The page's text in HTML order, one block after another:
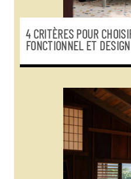
4 CRITÈRES POUR
FONCTIONNEL ET DESIGN